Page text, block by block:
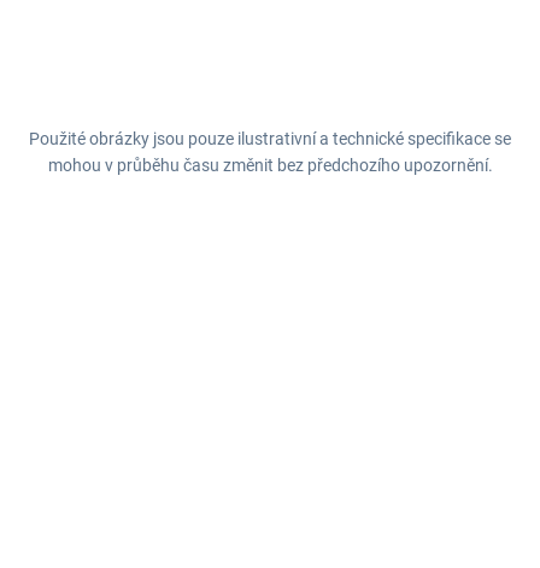
Použité obrázky jsou pouze ilustrativní a technické specifikace se
mohou v průběhu času změnit bez předchozího upozornění.